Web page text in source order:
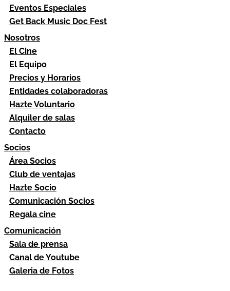
Eventos Especiales
Get Back Music Doc Fest
Nosotros
El Cine
El Equipo
Precios y Horarios
Entidades colaboradoras
Hazte Voluntario
Alquiler de salas
Contacto
Socios
Área Socios
Club de ventajas
Hazte Socio
Comunicación Socios
Regala cine
Comunicación
Sala de prensa
Canal de Youtube
Galeria de Fotos